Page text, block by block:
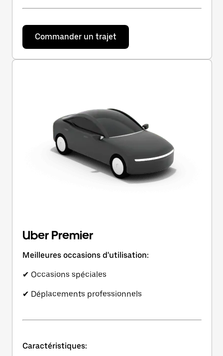
Commander un trajet
Uber Premier
Meilleures occasions d'utilisation:
✔ Occasions spéciales
✔ Déplacements professionnels
Caractéristiques: